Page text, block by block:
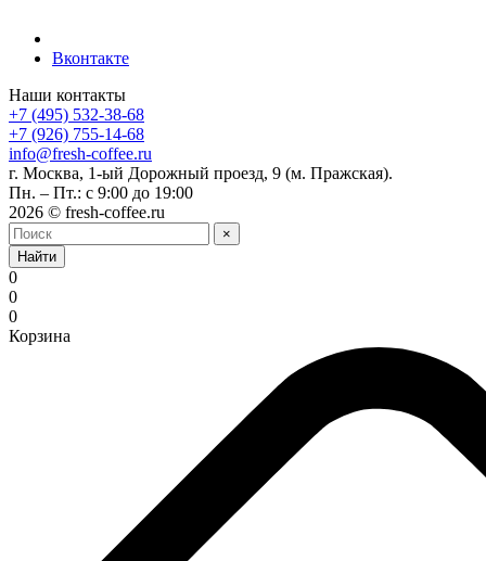
Вконтакте
Наши контакты
+7 (495) 532-38-68
+7 (926) 755-14-68
info@fresh-coffee.ru
г. Москва, 1-ый Дорожный проезд, 9 (м. Пражская).
Пн. – Пт.: с 9:00 до 19:00
2026 © fresh-coffee.ru
×
Найти
0
0
0
Корзина